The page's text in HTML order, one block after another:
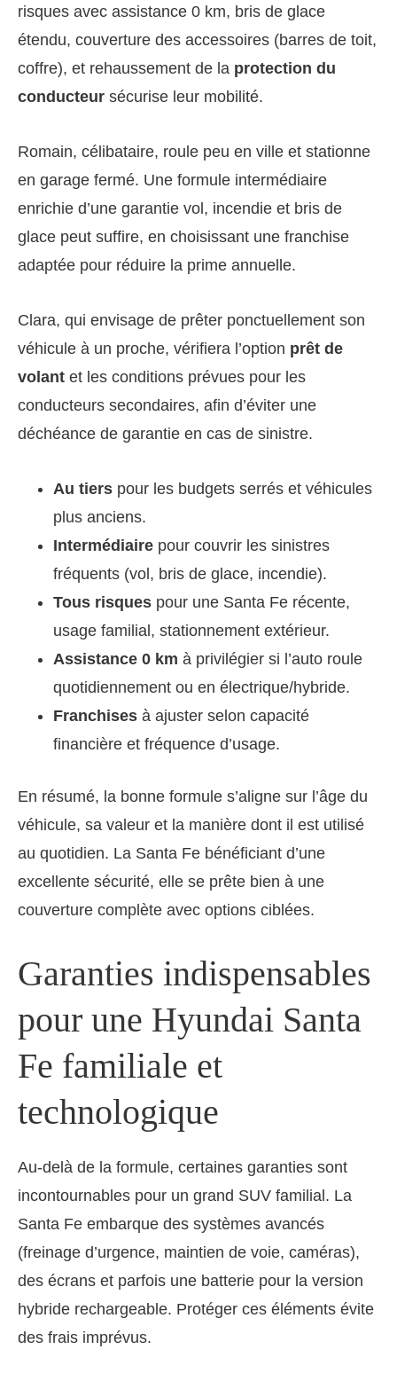
risques avec assistance 0 km, bris de glace
étendu, couverture des accessoires (barres de toit,
coffre), et rehaussement de la protection du
conducteur sécurise leur mobilité.
Romain, célibataire, roule peu en ville et stationne
en garage fermé. Une formule intermédiaire
enrichie d’une garantie vol, incendie et bris de
glace peut suffire, en choisissant une franchise
adaptée pour réduire la prime annuelle.
Clara, qui envisage de prêter ponctuellement son
véhicule à un proche, vérifiera l’option prêt de
volant et les conditions prévues pour les
conducteurs secondaires, afin d’éviter une
déchéance de garantie en cas de sinistre.
Au tiers pour les budgets serrés et véhicules
plus anciens.
Intermédiaire pour couvrir les sinistres
fréquents (vol, bris de glace, incendie).
Tous risques pour une Santa Fe récente,
usage familial, stationnement extérieur.
Assistance 0 km à privilégier si l’auto roule
quotidiennement ou en électrique/hybride.
Franchises à ajuster selon capacité
financière et fréquence d’usage.
En résumé, la bonne formule s’aligne sur l’âge du
véhicule, sa valeur et la manière dont il est utilisé
au quotidien. La Santa Fe bénéficiant d’une
excellente sécurité, elle se prête bien à une
couverture complète avec options ciblées.
Garanties indispensables
pour une Hyundai Santa
Fe familiale et
technologique
Au-delà de la formule, certaines garanties sont
incontournables pour un grand SUV familial. La
Santa Fe embarque des systèmes avancés
(freinage d’urgence, maintien de voie, caméras),
des écrans et parfois une batterie pour la version
hybride rechargeable. Protéger ces éléments évite
des frais imprévus.